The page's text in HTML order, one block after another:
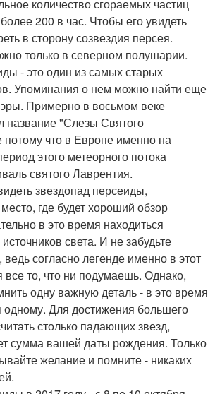
количество сгораемых частиц
200 в час. Чтобы его увидеть
в сторону созвездия персея.
только в северном полушарии.
- это один из самых старых
Упоминания о нем можно найти еще
Примерно в восьмом веке
название "Слезы Святого
что в Европе именно на
этого метеорного потока
святого Лаврентия.
звездопад персеиды,
где будет хороший обзор
в это время находиться
света. И не забудьте
ведь согласно легенде именно в этот
все то, что ни подумаешь. Однако,
одну важную деталь - в это время
одному. Для достижения большего
столько падающих звезд,
сумма вашей даты рождения. Только
желание и помните - никаких